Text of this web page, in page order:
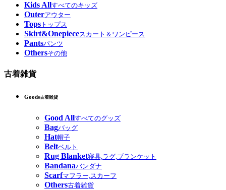
Kids Allすべてのキッズ
Outerアウター
Tops トップス
Skirt&Onepieceスカート＆ワンピース
Pantsパンツ
Othersその他
古着雑貨
Goods古着雑貨
Good Allすべてのグッズ
Bagバッグ
Hat帽子
Beltベルト
Rug Blanket寝具,ラグ,ブランケット
Bandanaバンダナ
Scarfマフラー,スカーフ
Others古着雑貨